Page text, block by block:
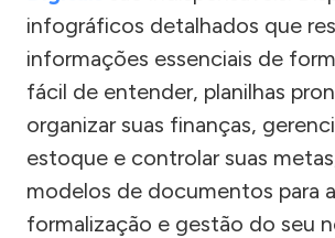
infográficos detalhados que
informações essenciais de
fácil de entender, planilhas
organizar suas finanças,
estoque e controlar suas
modelos de documentos para
formalização e gestão do seu